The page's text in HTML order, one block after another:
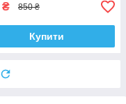
₴ 850 ₴
Купити